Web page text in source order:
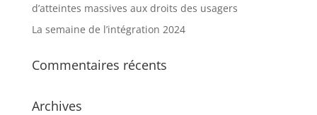
d’atteintes massives aux droits des usagers
La semaine de l’intégration 2024
Commentaires récents
Archives